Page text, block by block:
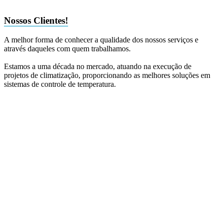
Nossos Clientes!
A melhor forma de conhecer a qualidade dos nossos serviços e
através daqueles com quem trabalhamos.
Estamos a uma década no mercado, atuando na execução de
projetos de climatização, proporcionando as melhores soluções em
sistemas de controle de temperatura.